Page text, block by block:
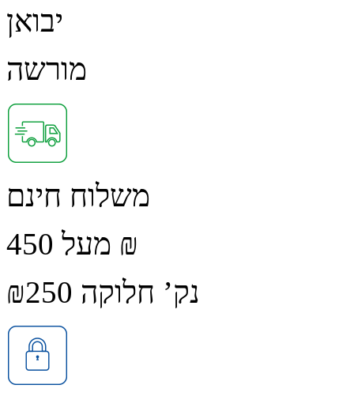
יבואן
מורשה
משלוח חינם
מעל 450 ₪
נק’ חלוקה ₪250